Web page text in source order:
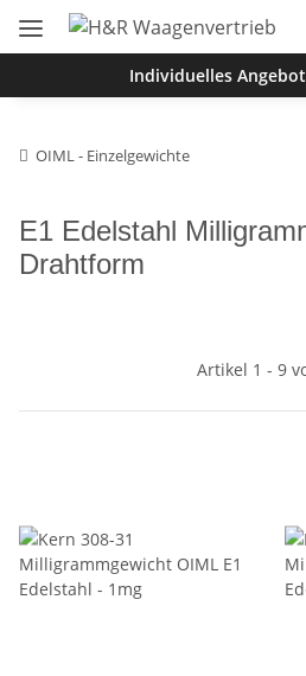
Individuelles
OIML - Einzelgewichte
E1 Edelstahl
Drahtform
Artikel 1 - 9